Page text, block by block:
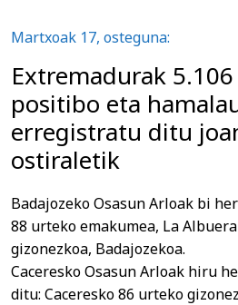
Martxoak 17, osteguna:
Extremadurak
positibo eta
erregistratu ditu
ostiraletik
Badajozeko Osasun Arloak bi
88 urteko emakumea, La
gizonezkoa, Badajozekoa.
Caceresko Osasun Arloak hiru
ditu: Caceresko 86 urteko